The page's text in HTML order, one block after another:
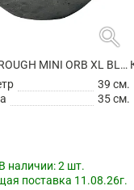
search
КАШПО ROUGH MINI ORB XL BLACK WASHED
39 см.
35 см.
наличии:2 шт.
поставка 11.08.26г.